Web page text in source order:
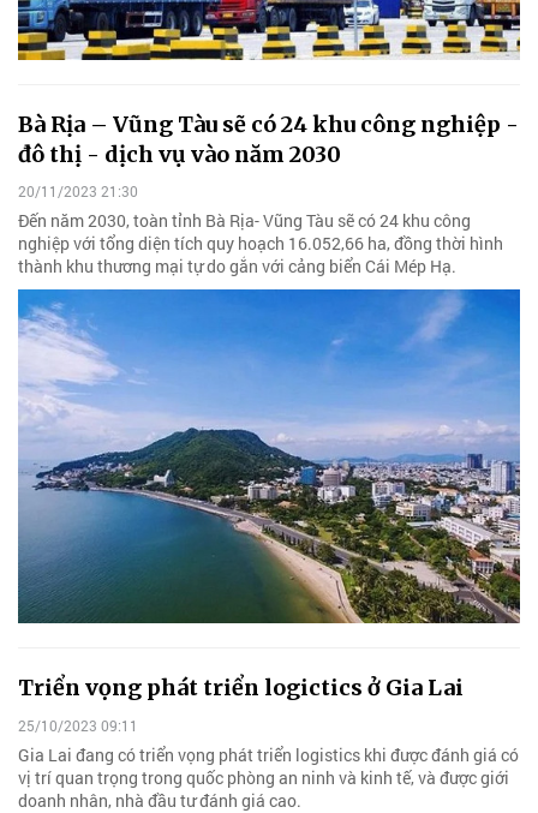
Bà Rịa – Vũng Tàu sẽ có 24 khu công nghiệp -
đô thị - dịch vụ vào năm 2030
20/11/2023 21:30
Đến năm 2030, toàn tỉnh Bà Rịa- Vũng Tàu sẽ có 24 khu công
nghiệp với tổng diện tích quy hoạch 16.052,66 ha, đồng thời hình
thành khu thương mại tự do gắn với cảng biển Cái Mép Hạ.
Triển vọng phát triển logictics ở Gia Lai
25/10/2023 09:11
Gia Lai đang có triển vọng phát triển logistics khi được đánh giá có
vị trí quan trọng trong quốc phòng an ninh và kinh tế, và được giới
doanh nhân, nhà đầu tư đánh giá cao.